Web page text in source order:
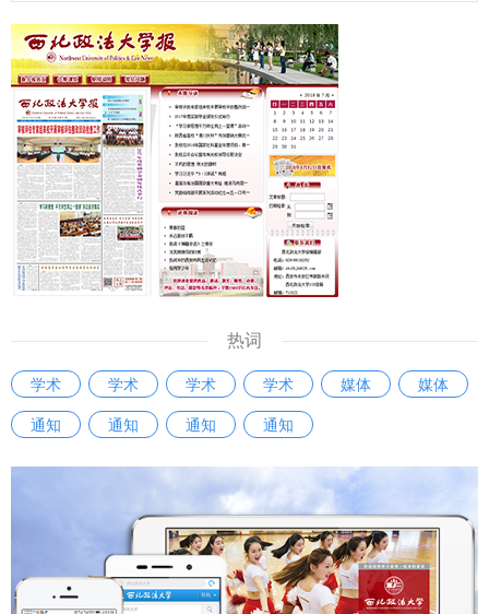
热词
学术 学术 学术 学术 媒体
媒体
通知
通知 通知 通知